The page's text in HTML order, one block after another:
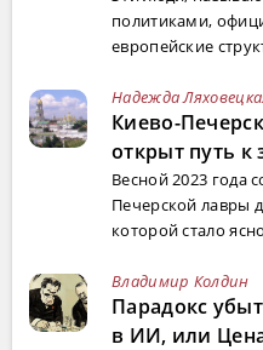
политиками,
европейские
Надежда
Киево-
открыт путь к
Весной 2023 года
Печерской лавры
которой стало
Владимир Колдин
Парадокс
в ИИ, или